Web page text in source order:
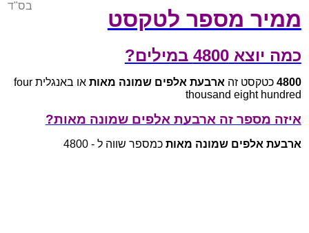
ממיר מספר לטקסט
בס"ד
כמה יוצא 4800 במילים?
4800 כטקסט זה ארבעת אלפים שמונה מאות
או באנגלית four
thousand eight hundred
איזה מספר זה ארבעת אלפים שמונה מאות?
ארבעת אלפים שמונה מאות כמספר שווה ל - 4800